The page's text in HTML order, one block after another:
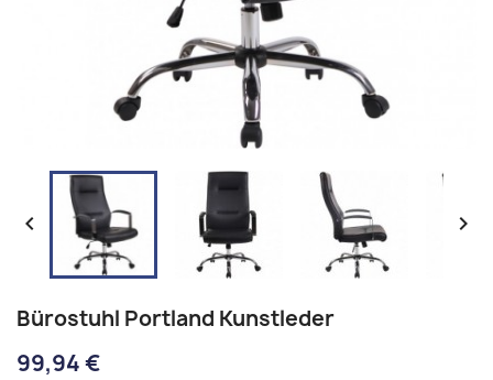
 
Bürostuhl Portland Kunstleder
99,94 €